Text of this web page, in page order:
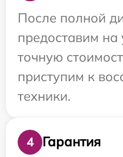
После полной
предоставим на
точную
приступим к
техники.
4
Гарантия